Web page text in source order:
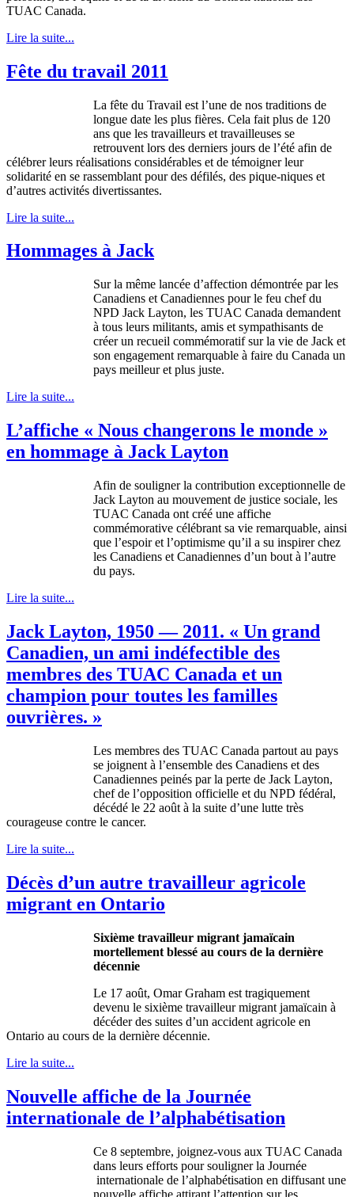
TUAC Canada.
Lire la suite...
Fête du travail 2011
La fête du Travail est l’une de nos traditions de
longue date les plus fières. Cela fait plus de 120
ans que les travailleurs et travailleuses se
retrouvent lors des derniers jours de l’été afin de
célébrer leurs réalisations considérables et de témoigner leur
solidarité en se rassemblant pour des défilés, des pique-niques et
d’autres activités divertissantes.
Lire la suite...
Hommages à Jack
Sur la même lancée d’affection démontrée par les
Canadiens et Canadiennes pour le feu chef du
NPD Jack Layton, les TUAC Canada demandent
à tous leurs militants, amis et sympathisants de
créerun recueil commémoratif surla vie de Jack et
son engagement remarquable à faire du Canada un
pays meilleuret plus juste.
Lire la suite...
L’affiche « Nous changerons le monde »
en hommage à Jack Layton
Afin de soulignerla contribution exceptionnelle de
Jack Layton au mouvement de justice sociale, les
TUAC Canada ont créé une affiche
commémorative célébrant sa vie remarquable, ainsi
que l’espoiret l’optimisme qu’il a su inspirerchez
les Canadiens et Canadiennes d’un bout à l’autre
du pays.
Lire la suite...
Jack Layton, 1950 — 2011. « Un grand
Canadien, un ami indéfectible des
membres des TUAC Canada et un
champion pour toutes les familles
ouvrières. »
Les membres des TUAC Canada partout au pays
se joignent à l’ensemble des Canadiens et des
Canadiennes peinés par la perte de Jack Layton,
chef de l’opposition officielle et du NPD fédéral,
décédé le 22 août à la suite d’une lutte très
courageuse contre le cancer.
Lire la suite...
Décès d’un autre travailleur agricole
migrant en Ontario
Sixième travailleur migrant jamaïcain
mortellement blessé au cours de la dernière
décennie
Le 17 août, Omar Graham est tragiquement
devenu le sixième travailleurmigrant jamaïcain à
décéderdes suites d’un accident agricole en
Ontario au cours de la dernière décennie.
Lire la suite...
Nouvelle affiche de la Journée
internationale de l’alphabétisation
Ce 8 septembre, joignez-vous aux TUAC Canada
dans leurs efforts poursoulignerla Journée
internationale de l’alphabétisation en diffusant une
nouvelle affiche attirant l’attention surles